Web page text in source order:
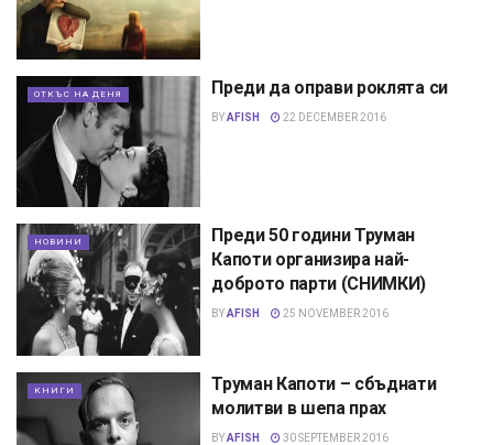
ОТКЪС НА ДЕНЯ Преди да оправи роклята си
BYAFISH 22 DECEMBER 2016
НОВИНИ
Преди 50 години Труман
Капоти организира най-
доброто парти (СНИМКИ)
BYAFISH 25 NOVEMBER 2016
КНИГИ
Труман Капоти – сбъднати
молитви в шепа прах
BYAFISH 30 SEPTEMBER 2016